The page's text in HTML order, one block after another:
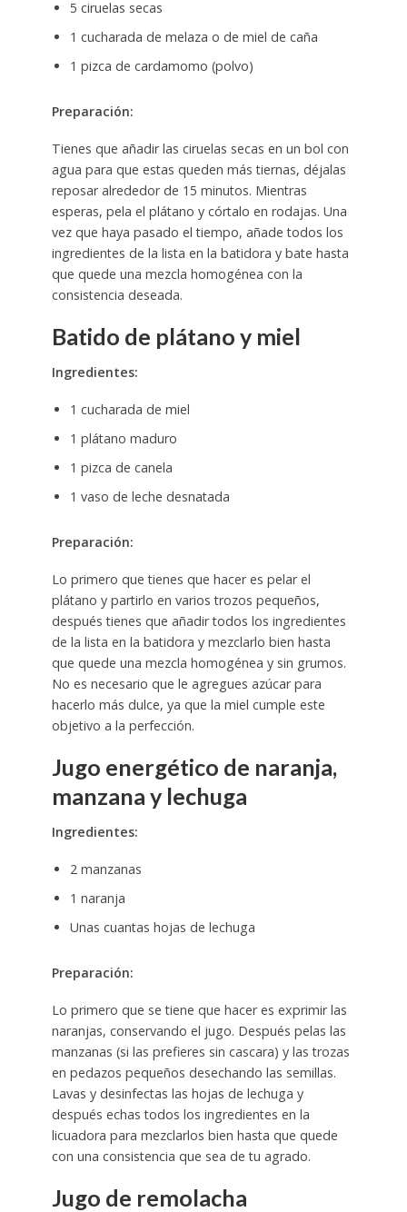
5 ciruelas secas
1 cucharada de melaza o de miel de caña
1 pizca de cardamomo (polvo)
Preparación:
Tienes que añadir las ciruelas secas en un bol con
agua para que estas queden más tiernas, déjalas
reposar alrededor de 15 minutos. Mientras
esperas, pela el plátano y córtalo en rodajas. Una
vez que haya pasado el tiempo, añade todos los
ingredientes de la lista en la batidora y bate hasta
que quede una mezcla homogénea con la
consistencia deseada.
Batido de plátano y miel
Ingredientes:
1 cucharada de miel
1 plátano maduro
1 pizca de canela
1 vaso de leche desnatada
Preparación:
Lo primero que tienes que hacer es pelar el
plátano y partirlo en varios trozos pequeños,
después tienes que añadir todos los ingredientes
de la lista en la batidora y mezclarlo bien hasta
que quede una mezcla homogénea y sin grumos.
No es necesario que le agregues azúcar para
hacerlo más dulce, ya que la miel cumple este
objetivo a la perfección.
Jugo energético de naranja,
manzana y lechuga
Ingredientes:
2 manzanas
1 naranja
Unas cuantas hojas de lechuga
Preparación:
Lo primero que se tiene que hacer es exprimir las
naranjas, conservando el jugo. Después pelas las
manzanas (si las prefieres sin cascara) y las trozas
en pedazos pequeños desechando las semillas.
Lavas y desinfectas las hojas de lechuga y
después echas todos los ingredientes en la
licuadora para mezclarlos bien hasta que quede
con una consistencia que sea de tu agrado.
Jugo de remolacha